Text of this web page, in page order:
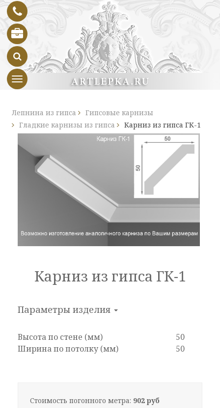
Toggle navigation
Лепнина из гипса
Гипсовые карнизы
Гладкие карнизы из гипса
Карниз из гипса ГК-1
Карниз из гипса ГК-1
Параметры изделия
Высота по стене (мм)
50
Ширина по потолку (мм)
50
Стоимость погонного метра: 902 руб